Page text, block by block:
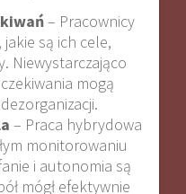
– Pracownicy
są ich cele,
Niewystarczająco
mogą
– Praca hybrydowa
monitorowaniu
i autonomia są
mógł efektywnie